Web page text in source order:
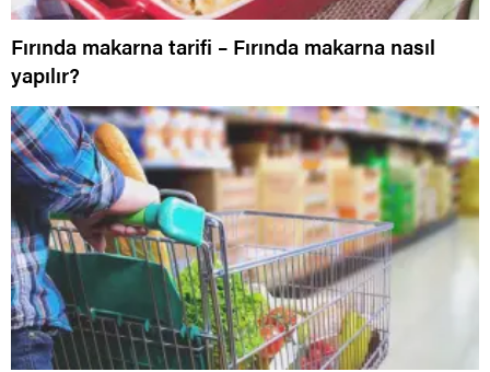
Fırında makarna tarifi – Fırında makarna nasıl
yapılır?